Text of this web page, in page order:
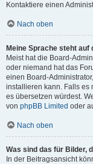
Kontaktiere einen
Nach oben
Meine Sprache steht
Meist hat die Board-
oder niemand hat das
einen Board-
installieren kann. Falls es
es übersetzen würdest.
von phpBB Limited oder
Nach oben
Was sind das für Bilder,
In der Beitragsansicht